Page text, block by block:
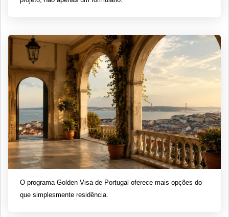
O programa Golden Visa de Portugal oferece mais opções do
que simplesmente residência.